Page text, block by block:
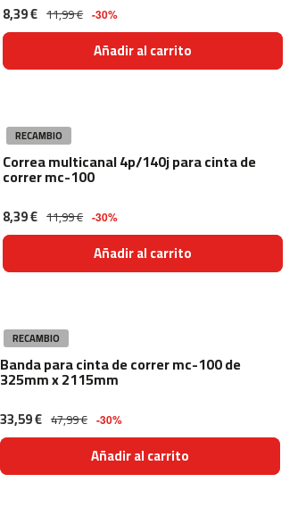
besp-
200
500
bicicletas
estaticas
best-
best-
best-
320
bicicletas
elipticas
90
8,39 € 11,99 € -30%
Añadir al carrito
RECAMBIO
Correa multicanal 4p/140j para cinta de
correr mc-100
8,39 € 11,99 € -30%
Añadir al carrito
RECAMBIO
Banda para cinta de correr mc-100 de
325mm x 2115mm
33,59 € 47,99 € -30%
Añadir al carrito